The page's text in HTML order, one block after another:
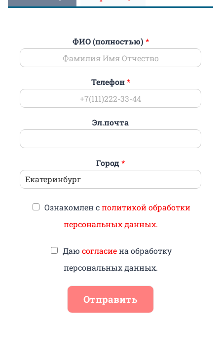
ФИО (полностью) *
Телефон*
Эл.почта
Город *
Ознакомлен сполитикой обработки
персональных данных.
Даю согласиена обработку
персональных данных.
Отправить